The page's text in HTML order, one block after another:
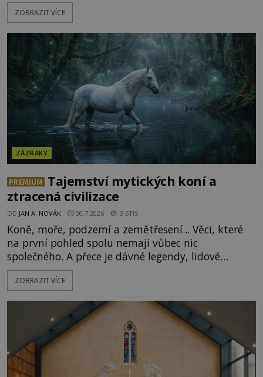
alchymista, vědec a dobrodruh Edward Kelly?
Měšťané pozorují konání muže, který se stává
nesmrtelnou legendou již během
ZOBRAZIT VÍCE
ZÁZRAKY
PREMIUM
Tajemství mytických koní a
ztracená civilizace
OD JAN A. NOVÁK 30.7.2026 3.6TIS
Koně, moře, podzemí a zemětřesení... Věci, které
na první pohled spolu nemají vůbec nic
společného. A přece je dávné legendy, lidové
pohádky i podvědomí psychicky nemocných lidí
podivným způsobem vzájemně propojují. Je
tajemství pocházející ze samých počátků lidské
civilizace? Nebo dokonce z temných vod minulosti
ještě mnohem hlubších? [g
ZOBRAZIT VÍCE